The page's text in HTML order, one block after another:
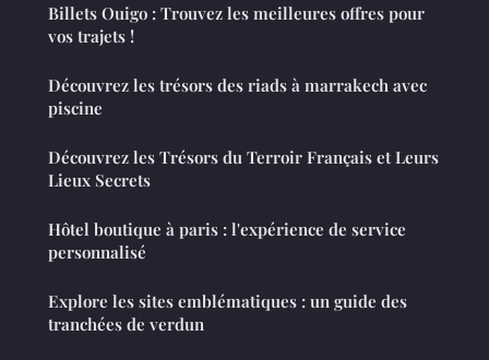
Billets Ouigo : Trouvez les meilleures offres pour
vos trajets !
Découvrez les trésors des riads à marrakech avec
piscine
Découvrez les Trésors du Terroir Français et Leurs
Lieux Secrets
Hôtel boutique à paris : l'expérience de service
personnalisé
Explore les sites emblématiques : un guide des
tranchées de verdun